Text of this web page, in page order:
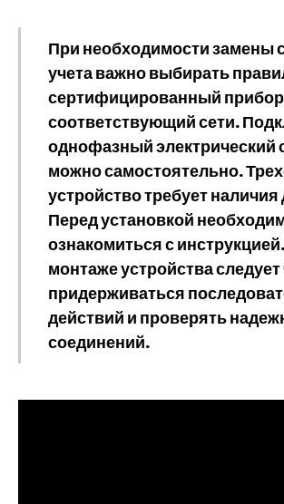
При необходимости замены
учета важно выбирать
сертифицированный
соответствующий сети.
однофазный электрический
можно самостоятельно.
устройство требует наличия
Перед установкой
ознакомиться с
монтаже устройства следует
придерживаться
действий и проверять
соединений.